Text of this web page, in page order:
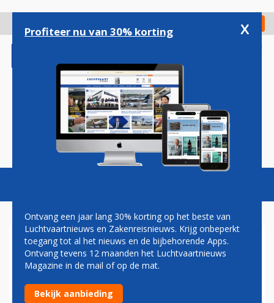
gaan
Check in
Magazine Podcasts Vacatures
DUITSE LUCHTTAXIBOUWER
LILIUM VRAAGT ALSNOG
FAILLISSEMENT AAN
Profiteer nu van 30% korting x
Ontvang een jaar lang 30% korting op het beste van
Luchtvaartnieuws en Zakenreisnieuws. Krijg onbeperkt
toegang tot al het nieuws en de bijbehorende Apps.
Ontvang tevens 12 maanden het Luchtvaartnieuws
Magazine in de mail of op de mat.
Bekijk aanbieding